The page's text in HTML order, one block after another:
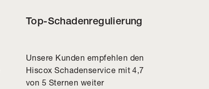
Top-Schadenregulierung
Unsere Kunden empfehlen den
Hiscox Schadenservice mit 4,7
von 5 Sternen weiter